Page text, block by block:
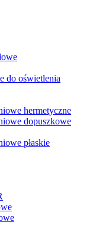
do oświetlenia
hermetyczne
dopuszkowe
płaskie